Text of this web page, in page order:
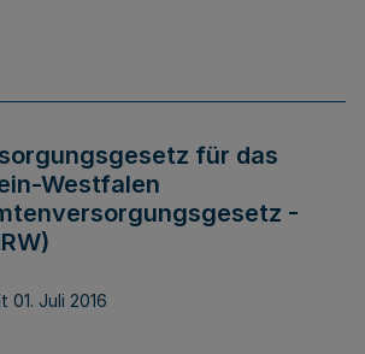
für das
Westfalen
-
01. Juli 2016